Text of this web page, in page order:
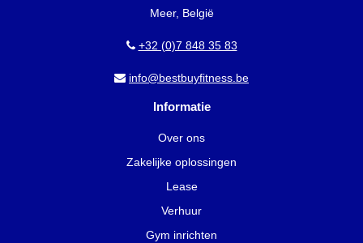
Meer, België
+32 (0)7 848 35 83
info@bestbuyfitness.be
Informatie
Over ons
Zakelijke oplossingen
Lease
Verhuur
Gym inrichten